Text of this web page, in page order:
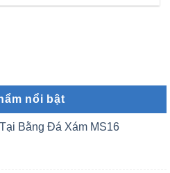
nổi bật
Bằng Đá Xám MS16